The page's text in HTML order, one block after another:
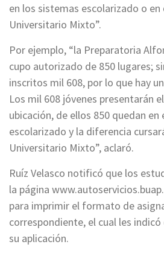
en los sistemas escolarizado o
Universitario Mixto”.
Por ejemplo, “la Preparatoria
cupo autorizado de 850 lugares;
inscritos mil 608, por lo que hay
Los mil 608 jóvenes presentarán
ubicación, de ellos 850 quedan en
escolarizado y la diferencia
Universitario Mixto”, aclaró.
Ruíz Velasco notificó que los
la página
para imprimir el formato de
correspondiente, el cual les
su aplicación.